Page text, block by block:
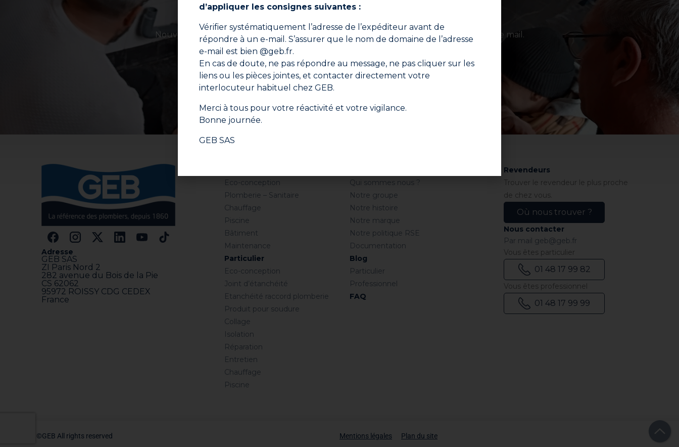
Ne manquez aucune actualité
Nouveaux produits, conseils d’experts et offres spéciales directement dans votre boîte mail.
En cliquant sur "S'inscrire", vous confirmez que vous acceptez nos Conditions
Générales d'Utilisation.
S'inscrire
Adresse
GEB SAS
ZI Paris Nord 2
282 avenue du Bois de la Pie
CS 62062
95972 ROISSY CDG CEDEX
France
Eco-conception
Plomberie – Sanitaire
Chauffage
Piscine
Bâtiment
Maintenance
Particulier
Eco-conception
Joint d’étanchéité
Etanchéité raccord plomberie
Produit pour soudure
Collage
Isolation
Réparation
Entretien
Chauffage
Piscine
Qui sommes nous ?
Notre groupe
Notre histoire
Notre marque
Notre politique RSE
Documentation
Blog
Particulier
Professionnel
FAQ
Revendeurs
Trouver le revendeur le plus proche
de chez vous.
Où nous trouver ?
Nous contacter
Par mail geb@geb.fr
Vous êtes particulier
01 48 17 99 82
Vous êtes professionnel
01 48 17 99 99
©GEB All rights reserved Mentions légales Plan du site
d’appliquer les consignes suivantes :
Vérifier systématiquement l’adresse de l’expéditeur avant de
répondre à un e-mail. S’assurer que le nom de domaine de l’adresse
e-mail est bien @geb.fr.
En cas de doute, ne pas répondre au message, ne pas cliquer sur les
liens ou les pièces jointes, et contacter directement votre
interlocuteur habituel chez GEB.
Merci à tous pour votre réactivité et votre vigilance.
Bonne journée.
GEB SAS